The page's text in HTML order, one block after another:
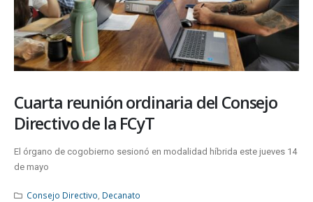
Cuarta reunión ordinaria del Consejo
Directivo de la FCyT
El órgano de cogobierno sesionó en modalidad híbrida este jueves 14
de mayo
Consejo Directivo Decanato